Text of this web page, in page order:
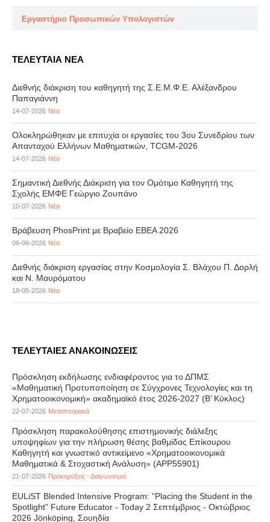
Eργαστήριo Προσωπικών Υπολογιστών
ΤΕΛΕΥΤΑΙΑ ΝΕΑ
Διεθνής διάκριση του καθηγητή της Σ.Ε.Μ.Φ.Ε. Αλέξανδρου
Παπαγιάννη
14-07-2026 Νέα
Ολοκληρώθηκαν με επιτυχία οι εργασίες του 3ου Συνεδρίου των
Απανταχού Ελλήνων Μαθηματικών, TCGM-2026
14-07-2026 Νέα
Σημαντική Διεθνής Διάκριση για τον Ομότιμο Καθηγητή της
Σχολής ΕΜΦΕ Γεώργιο Ζουπάνο
10-07-2026 Νέα
Βράβευση PhosPrint με Βραβείο ΕΒΕΑ 2026
06-06-2026 Νέα
Διεθνής διάκριση εργασίας στην Κοσμολογία Σ. Βλάχου Π. Δορλή
και Ν. Μαυρόματου
18-05-2026 Νέα
ΤΕΛΕΥΤΑΙΕΣ ΑΝΑΚΟΙΝΩΣΕΙΣ
Πρόσκληση εκδήλωσης ενδιαφέροντος για το ΔΠΜΣ
«Μαθηματική Προτυποποίηση σε Σύγχρονες Τεχνολογίες και τη
Χρηματοοικονομική» ακαδημαϊκό έτος 2026-2027 (B’ Kύκλος)
22-07-2026 Μεταπτυχιακά
Πρόσκληση παρακολούθησης επιστημονικής διάλεξης
υποψηφίων για την πλήρωση θέσης βαθμίδας Επίκουρου
Καθηγητή και γνωστικό αντικείμενο «Χρηματοοικονομικά
Μαθηματικά & Στοχαστική Ανάλυση» (APP55901)
21-07-2026 Προκηρύξεις - Διαγωνισμοί
EULiST Blended Intensive Program: “Placing the Student in the
Spotlight” Future Educator - Today 2 Σεπτέμβριος - Οκτώβριος
2026 Jönköping, Σουηδία